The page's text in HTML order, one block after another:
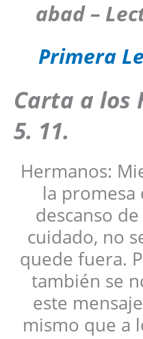
abad –
Primera
Carta a los
5. 11.
Hermanos:
la
descanso
cuidado, no
quede fuera.
también se
este
mismo que a